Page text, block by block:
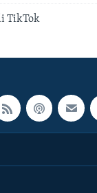
TikTok